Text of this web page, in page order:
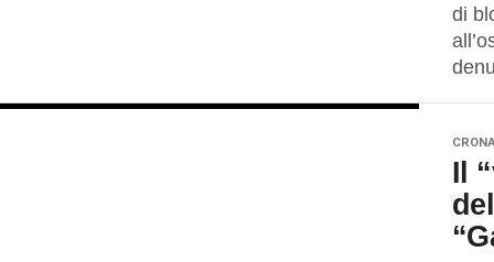
di
Il